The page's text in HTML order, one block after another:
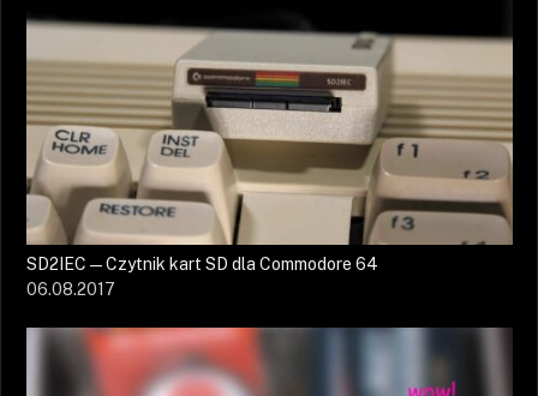
SD2IEC — Czytnik kart SD dla Commodore 64
06.08.2017